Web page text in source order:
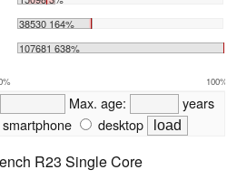
38530 164%
107681 638%
100%
Max. age:
years
smartphone desktop
R23 Single Core